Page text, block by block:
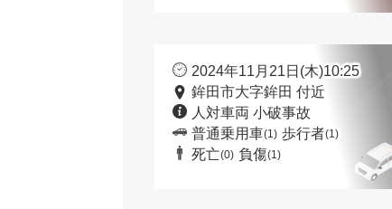
2024年11月21日(木)10:25
鉾田市大字鉾田 付近
人対車両 小破事故
普通乗用車(1) 歩行者(1)
死亡(0) 負傷(1)